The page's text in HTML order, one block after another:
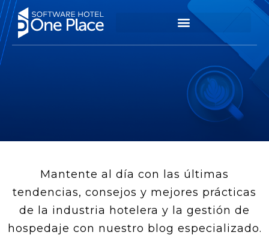
Mantente al día con las últimas
tendencias, consejos y mejores prácticas
de la industria hotelera y la gestión de
hospedaje con nuestro blog especializado.